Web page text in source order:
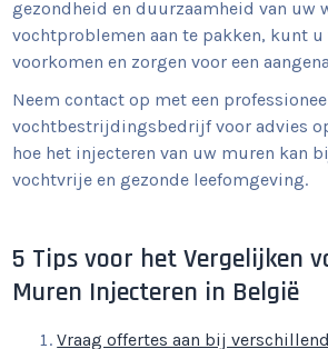
gezondheid en duurzaamheid van uw
vochtproblemen aan te pakken, kunt u
voorkomen en zorgen voor een
Neem contact op met een
vochtbestrijdingsbedrijf voor advies
hoe het injecteren van uw muren kan
vochtvrije en gezonde leefomgeving.
5 Tips voor het Vergelijken
Muren Injecteren in België
Vraag offertes aan bij